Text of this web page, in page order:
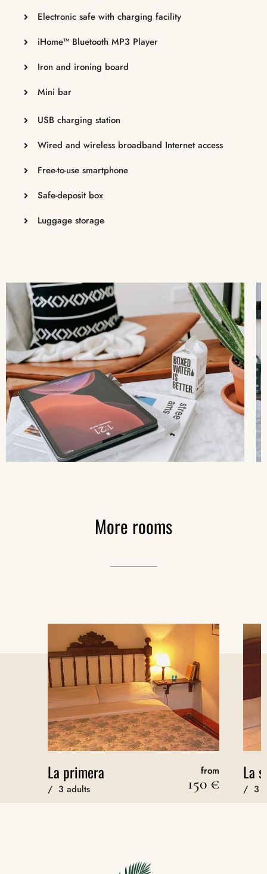
Electronic safe with charging facility
iHome™ Bluetooth MP3 Player
Iron and ironing board
Mini bar
USB charging station
Wired and wireless broadband Internet access
Free-to-use smartphone
Safe-deposit box
Luggage storage
More rooms
La primera
/ 3 adults
from
150 €
La
/ 3